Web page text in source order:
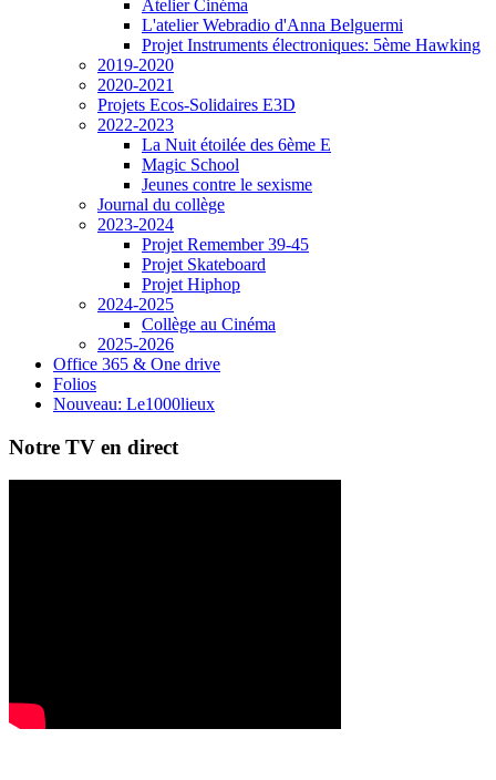
Atelier Cinéma
L'atelier Webradio d'Anna Belguermi
Projet Instruments électroniques: 5ème Hawking
2019-2020
2020-2021
Projets Ecos-Solidaires E3D
2022-2023
La Nuit étoilée des 6ème E
Magic School
Jeunes contre le sexisme
Journal du collège
2023-2024
Projet Remember 39-45
Projet Skateboard
Projet Hiphop
2024-2025
Collège au Cinéma
2025-2026
Office 365 & One drive
Folios
Nouveau: Le1000lieux
Notre TV en direct